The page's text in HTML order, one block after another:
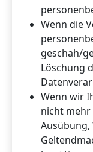
Wenn die
geschah/
Löschung
Wenn wir
nicht mehr